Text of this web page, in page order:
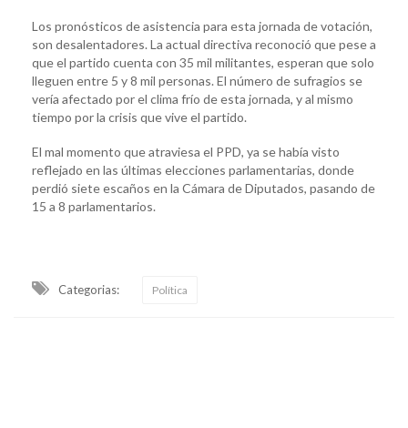
Los pronósticos de asistencia para esta jornada de votación,
son desalentadores. La actual directiva reconoció que pese a
que el partido cuenta con 35 mil militantes, esperan que solo
lleguen entre 5 y 8 mil personas. El número de sufragios se
vería afectado por el clima frío de esta jornada, y al mismo
tiempo por la crisis que vive el partido.
El mal momento que atraviesa el PPD, ya se había visto
reflejado en las últimas elecciones parlamentarias, donde
perdió siete escaños en la Cámara de Diputados, pasando de
15 a 8 parlamentarios.
Categorias: Política